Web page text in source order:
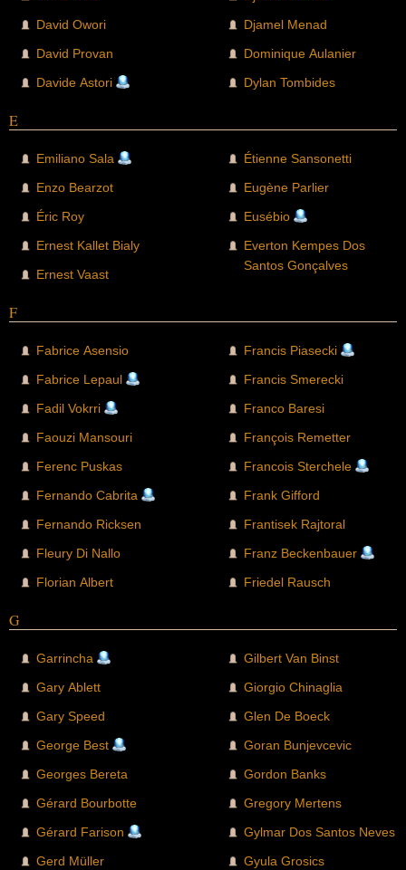
David Owori
David Provan
Davide Astori
Djamel Menad
Dominique Aulanier
Dylan Tombides
E
Emiliano Sala
Enzo Bearzot
Éric Roy
Ernest Kallet Bialy
Ernest Vaast
Étienne Sansonetti
Eugène Parlier
Eusébio
Everton Kempes Dos
Santos Gonçalves
F
Fabrice Asensio
Fabrice Lepaul
Fadil Vokrri
Faouzi Mansouri
Ferenc Puskas
Fernando Cabrita
Fernando Ricksen
Fleury Di Nallo
Florian Albert
Francis Piasecki
Francis Smerecki
Franco Baresi
François Remetter
Francois Sterchele
Frank Gifford
Frantisek Rajtoral
Franz Beckenbauer
Friedel Rausch
G
Garrincha
Gary Ablett
Gary Speed
George Best
Georges Bereta
Gérard Bourbotte
Gérard Farison
Gerd Müller
Gilbert Van Binst
Giorgio Chinaglia
Glen De Boeck
Goran Bunjevcevic
Gordon Banks
Gregory Mertens
Gylmar Dos Santos Neves
Gyula Grosics